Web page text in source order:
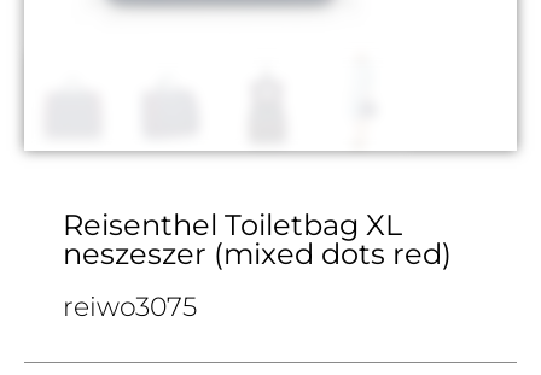
Reisenthel Toiletbag XL
neszeszer (mixed dots red)
reiwo3075